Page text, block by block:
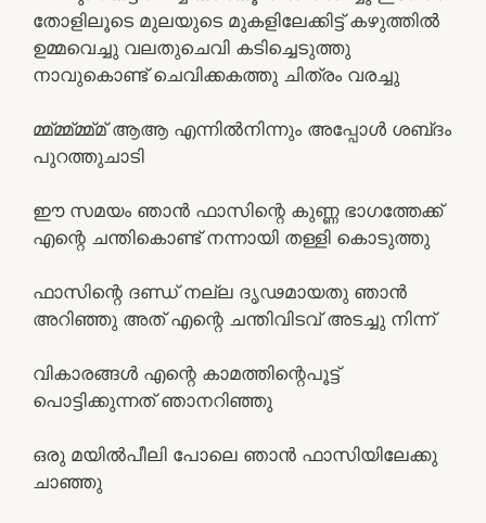
തോളിലൂടെ മുലയുടെ മുകളിലേക്കിട്ട് കഴുത്തിൽ
ഉമ്മവെച്ചു വലതുചെവി കടിച്ചെടുത്തു
നാവുകൊണ്ട് ചെവിക്കകത്തു ചിത്രം വരച്ചു
മ്മ്മ്മ്മ്മ്മ് ആആ എന്നിൽനിന്നും അപ്പോൾ ശബ്‌ദം
പുറത്തുചാടി
ഈ സമയം ഞാൻ ഫാസിന്റെ കുണ്ണ ഭാഗത്തേക്ക്
എന്റെ ചന്തികൊണ്ട് നന്നായി തള്ളി കൊടുത്തു
ഫാസിന്റെ ദണ്ഡ് നല്ല ദൃഢമായതു ഞാൻ
അറിഞ്ഞു അത് എന്റെ ചന്തിവിടവ്‌ അടച്ചു നിന്ന്
വികാരങ്ങൾ എന്റെ കാമത്തിന്റെപൂട്ട്
പൊട്ടിക്കുന്നത് ഞാനറിഞ്ഞു
ഒരു മയിൽ‌പീലി പോലെ ഞാൻ ഫാസിയിലേക്കു
ചാഞ്ഞു